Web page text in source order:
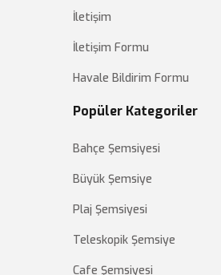
İletişim
İletişim Formu
Havale Bildirim Formu
Popüler Kategoriler
Bahçe Şemsiyesi
Büyük Şemsiye
Plaj Şemsiyesi
Teleskopik Şemsiye
Cafe Şemsiyesi